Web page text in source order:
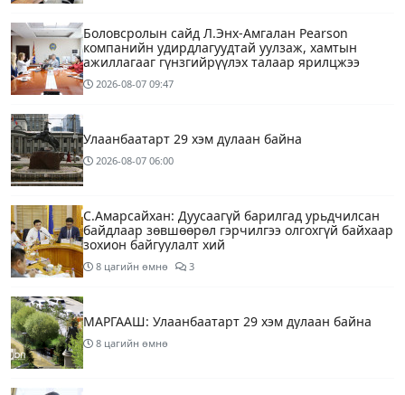
Боловсролын сайд Л.Энх-Амгалан Pearson
компанийн удирдлагуудтай уулзаж, хамтын
ажиллагааг гүнзгийрүүлэх талаар ярилцжээ
2026-08-07 09:47
Улаанбаатарт 29 хэм дулаан байна
2026-08-07 06:00
С.Амарсайхан: Дуусаагүй барилгад урьдчилсан
байдлаар зөвшөөрөл гэрчилгээ олгохгүй байхаар
зохион байгуулалт хий
8 цагийн өмнө 3
МАРГААШ: Улаанбаатарт 29 хэм дулаан байна
8 цагийн өмнө